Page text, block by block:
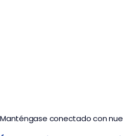
Manténgase conectado con